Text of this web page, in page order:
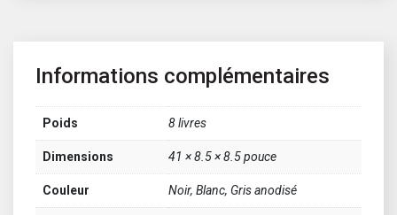
Informations complémentaires
Poids 8 livres
Dimensions 41 × 8.5 × 8.5 pouce
Couleur Noir, Blanc, Gris anodisé